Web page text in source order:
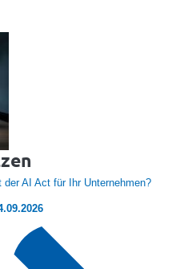
AI Act für Ihr Unternehmen?